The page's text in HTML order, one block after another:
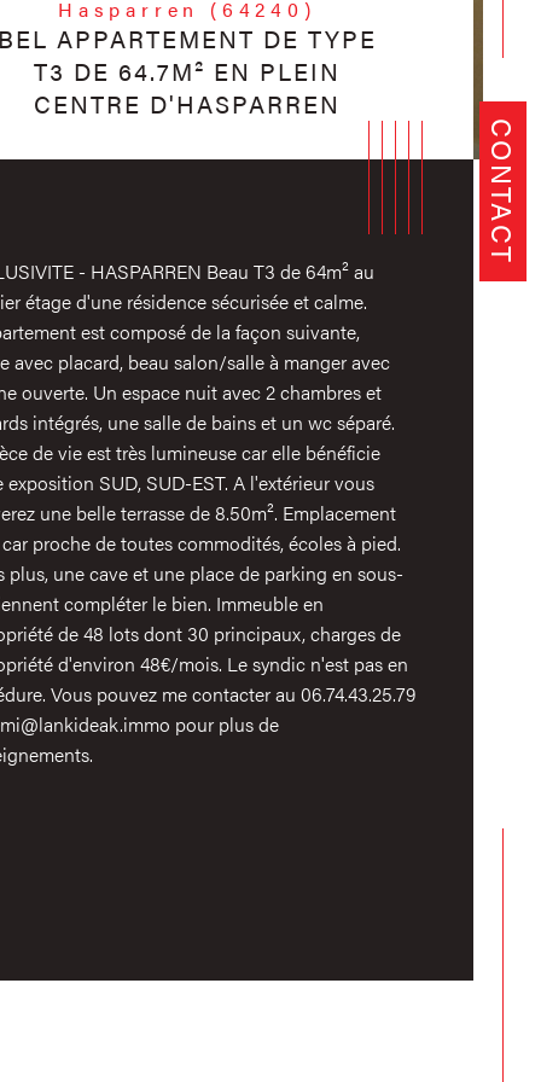
CONTACT
Hasparren (64240)
BEL APPARTEMENT DE TYPE
T3 DE 64.7M² EN PLEIN
CENTRE D'HASPARREN
Valeurs
de pièces
de niveaux
salle de bains
- HASPARREN Beau T3 de 64m² au
étage d'une résidence sécurisée et calme.
est composé de la façon suivante,
avec placard, beau salon/salle à manger avec
ouverte. Un espace nuit avec 2 chambres et
intégrés, une salle de bains et un wc séparé.
de vie est très lumineuse car elle bénéficie
exposition SUD, SUD-EST. A l'extérieur vous
une belle terrasse de 8.50m². Emplacement
proche de toutes commodités, écoles à pied.
plus, une cave et une place de parking en sous-
compléter le bien. Immeuble en
de 48 lots dont 30 principaux, charges de
d'environ 48€/mois. Le syndic n'est pas en
Vous pouvez me contacter au 06.74.43.25.79
pour plus de